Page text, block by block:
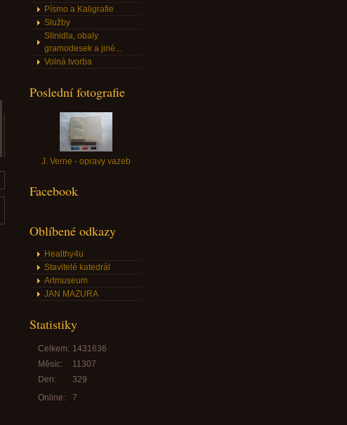
Písmo a Kaligrafie
Služby
Stínidla, obaly
gramodesek a jiné...
Volná tvorba
Poslední fotografie
J. Verne - opravy vazeb
Facebook
Oblíbené odkazy
Healthy4u
Stavitelé katedrál
Artmuseum
JAN MAZURA
Statistiky
Online: 7
Celkem: 1431636
Měsíc:
11307
Den:
329